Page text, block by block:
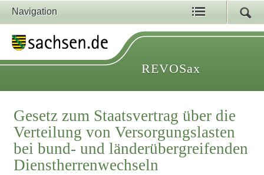
Navigation
REVOSax
Gesetz zum Staatsvertrag über die
Verteilung von Versorgungslasten
bei bund- und länderübergreifenden
Dienstherrenwechseln